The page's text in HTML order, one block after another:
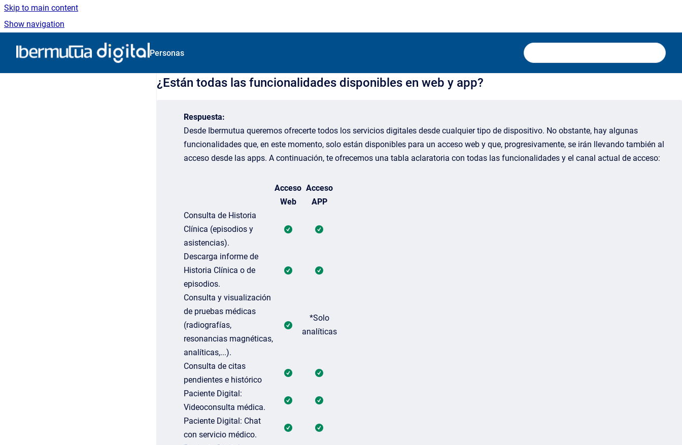
Skip to main content
Show navigation
Go to homepage
Personas
¿Están todas las funcionalidades disponibles en web y app?
Respuesta:
Desde Ibermutua queremos ofrecerte todos los servicios digitales desde cualquier tipo de dispositivo. No obstante, hay algunas
funcionalidades que, en este momento, solo están disponibles para un acceso web y que, progresivamente, se irán llevando también al
acceso desde las apps. A continuación, te ofrecemos una tabla aclaratoria con todas las funcionalidades y el canal actual de acceso:
Acceso
Web
Acceso
APP
Consulta de Historia
Clínica (episodios y
asistencias).
Descarga informe de
Historia Clínica o de
episodios.
Consulta y visualización
de pruebas médicas
(radiografías,
resonancias magnéticas,
analíticas,...).
*Solo
analíticas
Consulta de citas
pendientes e histórico
Paciente Digital:
Videoconsulta médica.
Paciente Digital: Chat
con servicio médico.